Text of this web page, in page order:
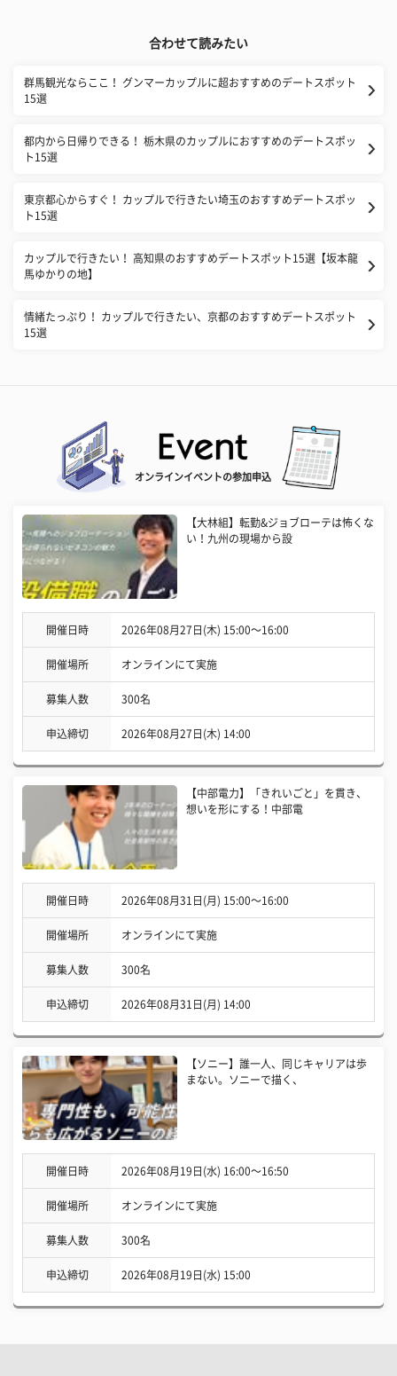
合わせて読みたい
群馬観光ならここ！ グンマーカップルに超おすすめのデートスポット
15選
都内から日帰りできる！ 栃木県のカップルにおすすめのデートスポッ
ト15選
東京都心からすぐ！ カップルで行きたい埼玉のおすすめデートスポッ
ト15選
カップルで行きたい！ 高知県のおすすめデートスポット15選【坂本龍
馬ゆかりの地】
情緒たっぷり！ カップルで行きたい、京都のおすすめデートスポット
15選
オンラインイベントの参加申込
【大林組】転勤&ジョブローテは怖くな
い！九州の現場から設
開催日時 2026年08月27日(木) 15:00〜16:00
開催場所 オンラインにて実施
募集人数 300名
申込締切 2026年08月27日(木) 14:00
【中部電力】「きれいごと」を貫き、
想いを形にする！中部電
開催日時 2026年08月31日(月) 15:00〜16:00
開催場所 オンラインにて実施
募集人数 300名
申込締切 2026年08月31日(月) 14:00
【ソニー】誰一人、同じキャリアは歩
まない。ソニーで描く、
開催日時 2026年08月19日(水) 16:00〜16:50
開催場所 オンラインにて実施
募集人数 300名
申込締切 2026年08月19日(水) 15:00